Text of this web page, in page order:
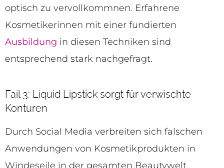
optisch zu vervollkommnen. Erfahrene
Kosmetikerinnen mit einer fundierten
Ausbildung in diesen Techniken sind
entsprechend stark nachgefragt.
Fail 3: Liquid Lipstick sorgt für verwischte
Konturen
Durch Social Media verbreiten sich falschen
Anwendungen von Kosmetikprodukten in
Windeseile in der gesamten Beautywelt.